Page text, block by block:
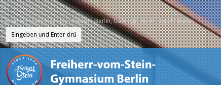
Freiherr-vom-Stein-Gymnasium Berlin, Galenstr. 40-44, 13597 Berlin